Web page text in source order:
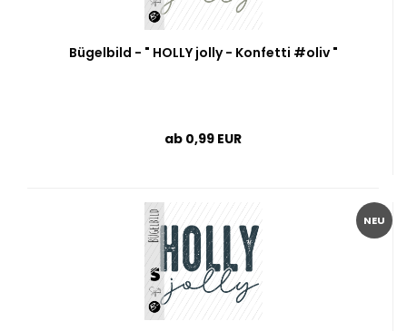
Bügelbild - " HOLLY jolly - Konfetti #oliv "
ab 0,99 EUR
NEU